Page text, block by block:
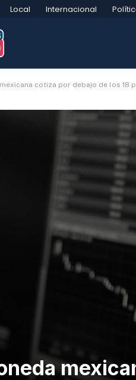
Local Internacional
cotiza por debajo de los 18